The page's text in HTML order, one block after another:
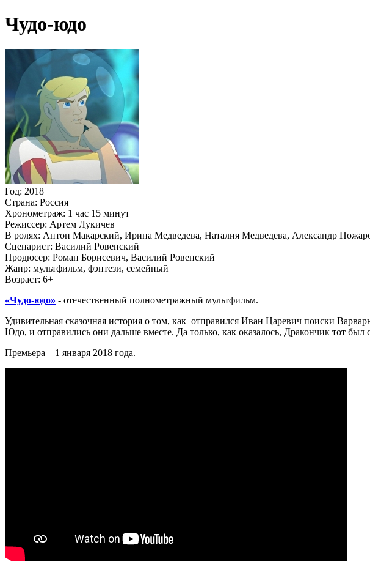
Чудо-юдо
Год: 2018
Страна: Россия
Хронометраж: 1 час 15 минут
Режиссер: Артем Лукичев
В ролях: Антон Макарский, Ирина Медведева, Наталия Медведева, Александр
Сценарист: Василий Ровенский
Продюсер: Роман Борисевич, Василий Ровенский
Жанр: мультфильм, фэнтези, семейный
Возраст: 6+
«Чудо-юдо» - отечественный полнометражный мультфильм.
Удивительная сказочная история о том, как отправился Иван Царевич поиски
Юдо, и отправились они дальше вместе. Да только, как оказалось, Дракончик тот был
Премьера – 1 января 2018 года.